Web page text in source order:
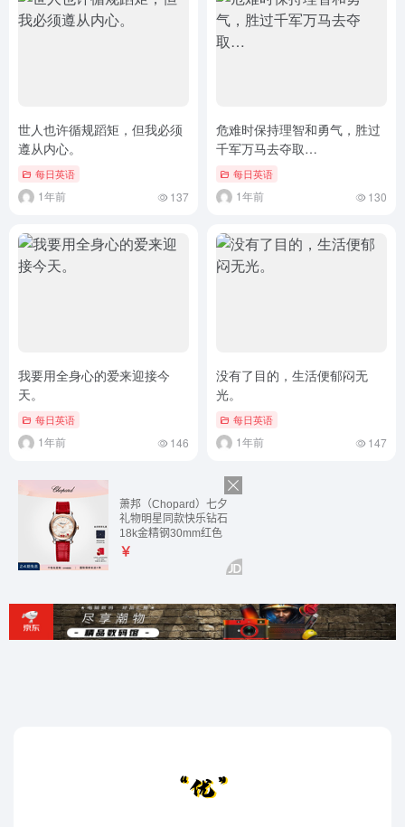
世人也许循规蹈矩，但我必须
遵从内心。
每日英语
1年前 137
危难时保持理智和勇气，胜过
千军万马去夺取…
每日英语
1年前 130
我要用全身心的爱来迎接今
天。
每日英语
1年前 146
没有了目的，生活便郁闷无
光。
每日英语
1年前 147